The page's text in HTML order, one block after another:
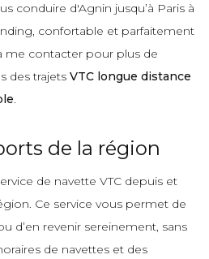
conduire d'Agnin jusqu’à Paris à
confortable et parfaitement
me contacter pour plus de
des trajets VTC longue distance
.
de la région
de navette VTC depuis et
Ce service vous permet de
d’en revenir sereinement, sans
de navettes et des